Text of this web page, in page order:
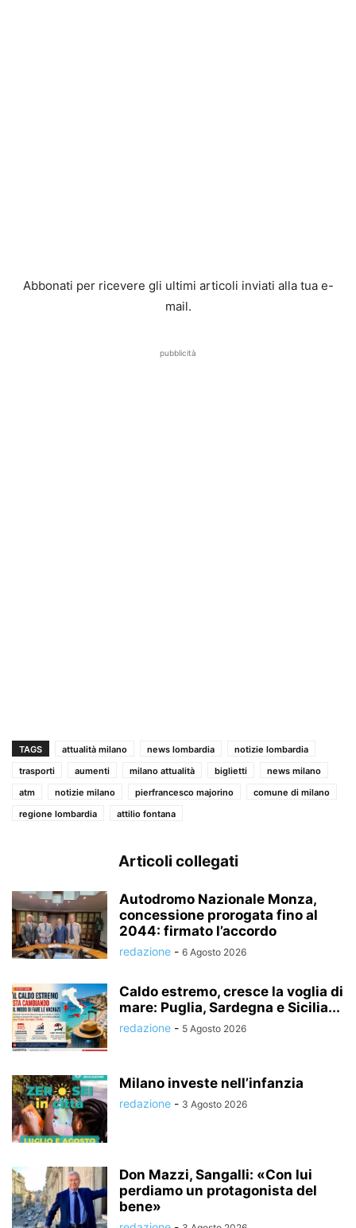
Abbonati per ricevere gli ultimi articoli inviati alla tua e-
mail.
pubblicità
TAGS attualità milano news lombardia
notizie lombardia
trasporti
aumenti milano attualità biglietti
news milano
atm
notizie milano pierfrancesco majorino
comune di milano
regione lombardia
attilio fontana
Articoli collegati
Autodromo Nazionale Monza,
concessione prorogata fino al
2044: firmato l’accordo
redazione - 6 Agosto 2026
Caldo estremo, cresce la voglia di
mare: Puglia, Sardegna e Sicilia...
redazione - 5 Agosto 2026
Milano investe nell’infanzia
redazione - 3 Agosto 2026
Don Mazzi, Sangalli: «Con lui
perdiamo un protagonista del
bene»